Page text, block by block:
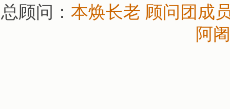
总顾问：本焕长老 顾问团成
阿